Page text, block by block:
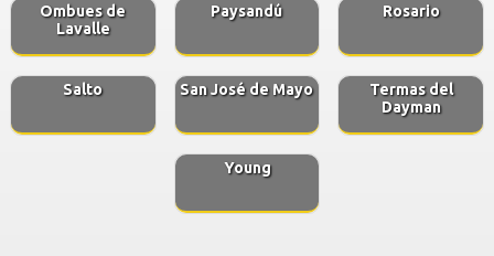
Ombues de
Lavalle
Paysandú Rosario
Salto San José de Mayo
Termas del
Dayman
Young